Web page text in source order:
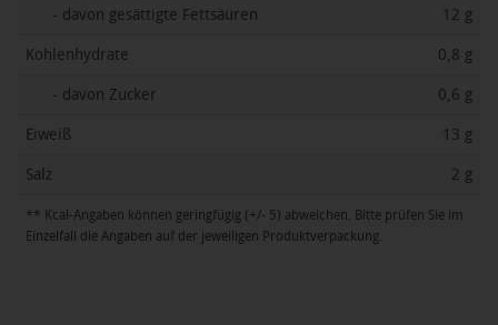
- davon gesättigte Fettsäuren 12 g
Kohlenhydrate 0,8 g
- davon Zucker 0,6 g
Eiweiß 13 g
Salz 2 g
** Kcal-Angaben können geringfügig (+/- 5) abweichen. Bitte prüfen Sie im
Einzelfall die Angaben auf der jeweiligen Produktverpackung.